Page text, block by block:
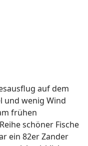
auf dem
und wenig Wind
frühen
schöner Fische
ein 82er Zander